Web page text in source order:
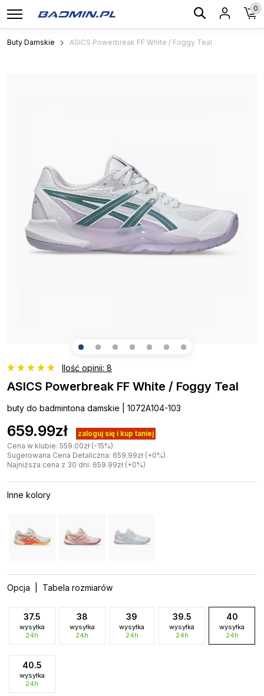
0
Buty Damskie ASICS Powerbreak FF White / Foggy Teal
Ilość opinii: 8
ASICS Powerbreak FF White / Foggy Teal
buty do badmintona damskie | 1072A104-103
659.99zł
zaloguj się i kup taniej
Cena w klubie: 559.00zł (-15%)
Sugerowana Cena Detaliczna: 659.99zł (+0%)
Najniższa cena z 30 dni: 659.99zł (+0%)
Inne kolory
Opcja | Tabela rozmiarów
37.5
wysyłka
24h
38
wysyłka
24h
39
wysyłka
24h
39.5
wysyłka
24h
40
wysyłka
24h
40.5
wysyłka
24h